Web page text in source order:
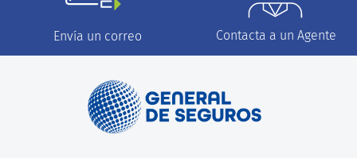
Envía un correo Contacta a un Agente